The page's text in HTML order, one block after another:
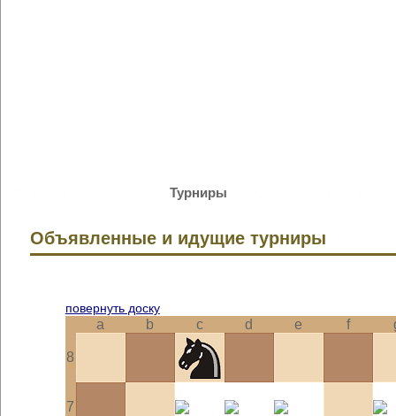
Турниры
Объявленные и идущие турниры
повернуть доску
a b c d e f
8
7